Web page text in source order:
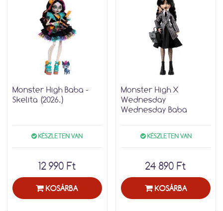
Monster High Baba -
Skelita (2026.)
KÉSZLETEN VAN
12 990 Ft
KOSÁRBA
Monster High X
Wednesday
Wednesday Baba
KÉSZLETEN VAN
24 890 Ft
KOSÁRBA